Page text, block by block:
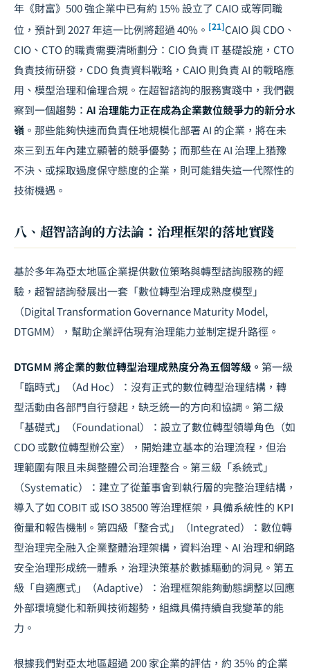
年《財富》500 強企業中已有約 15% 設立了 CAIO 或等同職
位，預計到 2027 年這一比例將超過 40%。 [21]CAIO 與 CDO、
CIO、CTO 的職責需要清晰劃分：CIO 負責 IT 基礎設施，CTO
負責技術研發，CDO 負責資料戰略，CAIO 則負責 AI 的戰略應
用、模型治理和倫理合規。在超智諮詢的服務實踐中，我們觀
察到一個趨勢： AI 治理能力正在成為企業數位競爭力的新分水
嶺 。那些能夠快速而負責任地規模化部署 AI 的企業，將在未
來三到五年內建立顯著的競爭優勢；而那些在 AI 治理上猶豫
不決、或採取過度保守態度的企業，則可能錯失這一代際性的
技術機遇。
八、超智諮詢的方法論：治理框架的落地實踐
基於多年為亞太地區企業提供數位策略與轉型諮詢服務的經
驗，超智諮詢發展出一套「數位轉型治理成熟度模型」
（Digital Transformation Governance Maturity Model,
DTGMM），幫助企業評估現有治理能力並制定提升路徑。
DTGMM 將企業的數位轉型治理成熟度分為五個等級。 第一級
「臨時式」（Ad Hoc）：沒有正式的數位轉型治理結構，轉
型活動由各部門自行發起，缺乏統一的方向和協調。第二級
「基礎式」（Foundational）：設立了數位轉型領導角色（如
CDO 或數位轉型辦公室），開始建立基本的治理流程，但治
理範圍有限且未與整體公司治理整合。第三級「系統式」
（Systematic）：建立了從董事會到執行層的完整治理結構，
導入了如 COBIT 或 ISO 38500 等治理框架，具備系統性的 KPI
衡量和報告機制。第四級「整合式」（Integrated）：數位轉
型治理完全融入企業整體治理架構，資料治理、AI 治理和網路
安全治理形成統一體系，治理決策基於數據驅動的洞見。第五
級「自適應式」（Adaptive）：治理框架能夠動態調整以回應
外部環境變化和新興技術趨勢，組織具備持續自我變革的能
力。
根據我們對亞太地區超過 200 家企業的評估，約 35% 的企業